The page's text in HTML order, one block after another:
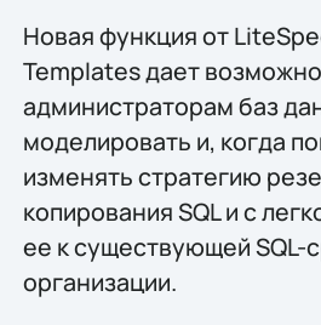
Новая функция от
Templates дает
администраторам баз
моделировать и, когда
изменять стратегию
копирования SQL и с
ее к существующей SQL-
организации.